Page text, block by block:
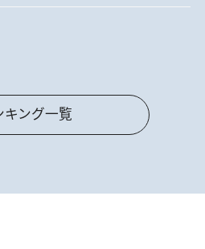
キング一覧